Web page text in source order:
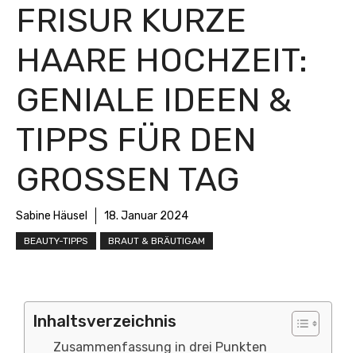
FRISUR KURZE
HAARE HOCHZEIT:
GENIALE IDEEN &
TIPPS FÜR DEN
GROSSEN TAG
Sabine Häusel 18. Januar 2024
BEAUTY-TIPPS BRAUT & BRÄUTIGAM
Inhaltsverzeichnis
Zusammenfassung in drei Punkten